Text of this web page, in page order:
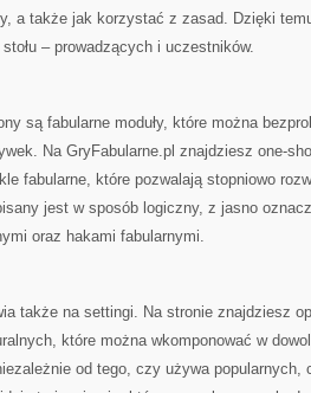
a także jak korzystać z zasad. Dzięki
– prowadzących i uczestników.
są fabularne moduły, które można
Na GryFabularne.pl znajdziesz one-
fabularne, które pozwalają stopniowo
jest w sposób logiczny, z jasno
oraz hakami fabularnymi.
także na settingi. Na stronie znajdziesz
które można wkomponować w
od tego, czy używa popularnych,